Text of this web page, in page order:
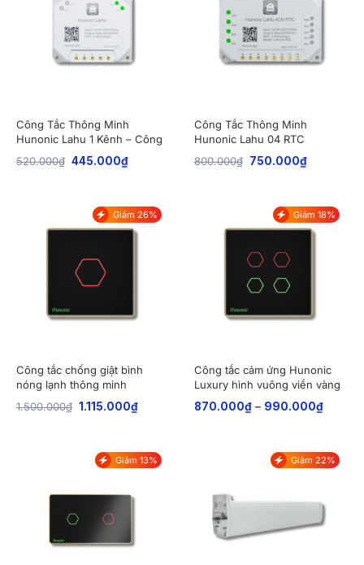
Công Tắc Thông Minh
Hunonic Lahu 1 Kênh – Công
Suất Lớn 4000W
520.000₫ 445.000₫
Công Tắc Thông Minh
Hunonic Lahu 04 RTC
800.000₫ 750.000₫
Giảm 26%
Công tắc chống giật bình
nóng lạnh thông minh
Hunonic Luxury viền vàng
1.500.000₫ 1.115.000₫
Giảm 18%
Công tắc cảm ứng Hunonic
Luxury hình vuông viền vàng
870.000₫– 990.000₫
Giảm 13% Giảm 22%